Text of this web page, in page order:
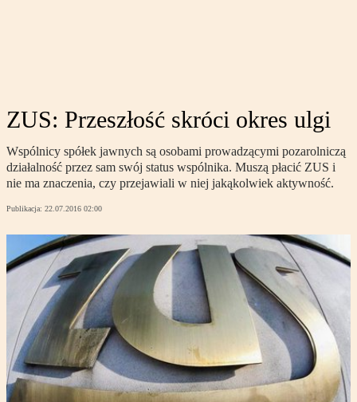
ZUS: Przeszłość skróci okres ulgi
Wspólnicy spółek jawnych są osobami prowadzącymi pozarolniczą
działalność przez sam swój status wspólnika. Muszą płacić ZUS i
nie ma znaczenia, czy przejawiali w niej jakąkolwiek aktywność.
Publikacja: 22.07.2016 02:00